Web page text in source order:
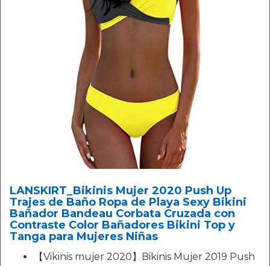
LANSKIRT_Bikinis Mujer 2020 Push Up
Trajes de Baño Ropa de Playa Sexy Bikini
Bañador Bandeau Corbata Cruzada con
Contraste Color Bañadores Bikini Top y
Tanga para Mujeres Niñas
【Vikinis mujer 2020】Bikinis Mujer 2019 Push